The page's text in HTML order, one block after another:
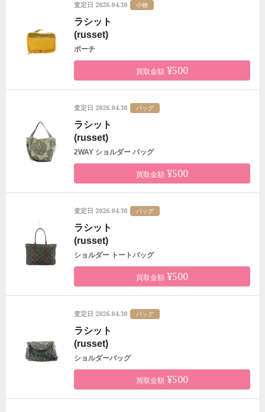
査定日 2026.04.30 小物
ラシット
(russet)
ポーチ
買取金額 ¥500
査定日 2026.04.30 バッグ
ラシット
(russet)
2WAY ショルダー バッグ
買取金額 ¥500
査定日 2026.04.30 バッグ
ラシット
(russet)
ショルダー トートバッグ
買取金額 ¥500
査定日 2026.04.30 バッグ
ラシット
(russet)
ショルダーバッグ
買取金額 ¥500